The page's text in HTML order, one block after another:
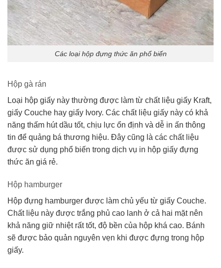
Các loại hộp đựng thức ăn phổ biến
Hộp gà rán
Loại hộp giấy này thường được làm từ chất liệu giấy Kraft,
giấy Couche hay giấy Ivory. Các chất liệu giấy này có khả
năng thấm hút dầu tốt, chịu lực ổn định và dễ in ấn thông
tin để quảng bá thương hiệu. Đây cũng là các chất liệu
được sử dụng phổ biến trong dịch vụ in hộp giấy đựng
thức ăn giá rẻ.
Hộp hamburger
Hộp đựng hamburger được làm chủ yếu từ giấy Couche.
Chất liệu này được trắng phủ cao lanh ở cả hai mặt nên
khả năng giữ nhiệt rất tốt, độ bền của hộp khá cao. Bánh
sẽ được bảo quản nguyên vẹn khi được đựng trong hộp
giấy.